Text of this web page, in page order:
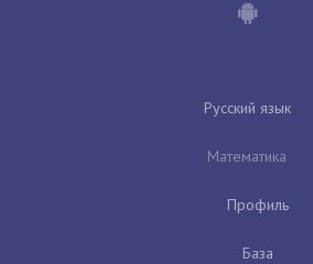
Русский язык
Математика
Профиль
База